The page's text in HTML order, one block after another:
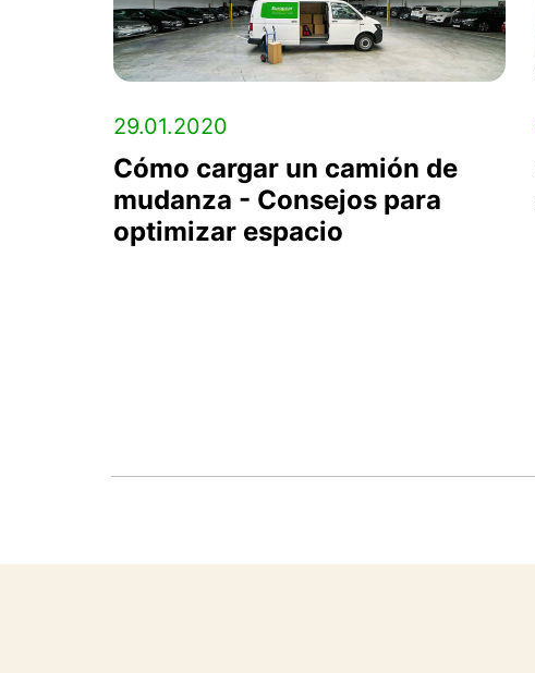
29.01.2020
Cómo cargar un camión de
mudanza - Consejos para
optimizar espacio